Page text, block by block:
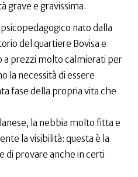
grave e gravissima.
nato dalla
del quartiere Bovisa e
a prezzi molto calmierati per
la necessità di essere
fase della propria vita che
la nebbia molto fitta e
la visibilità: questa è la
di provare anche in certi